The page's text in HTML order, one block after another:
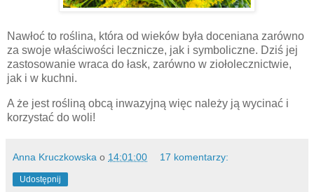
Nawłoć to roślina, która od wieków była doceniana zarówno
za swoje właściwości lecznicze, jak i symboliczne. Dziś jej
zastosowanie wraca do łask, zarówno w ziołolecznictwie,
jak i w kuchni.
A że jest rośliną obcą inwazyjną więc należy ją wycinać i
korzystać do woli!
Anna Kruczkowska o 14:01:00 17 komentarzy:
Udostępnij